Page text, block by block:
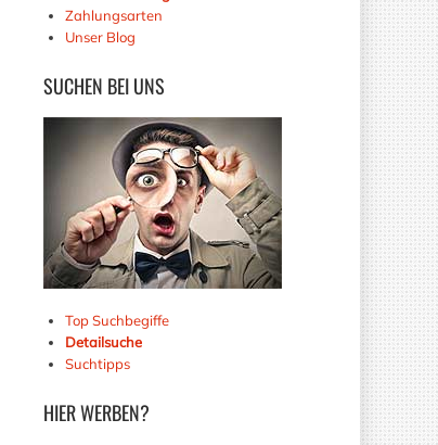
Zahlungsarten
Unser Blog
SUCHEN BEI UNS
Top Suchbegiffe
Detailsuche
Suchtipps
HIERWERBEN?